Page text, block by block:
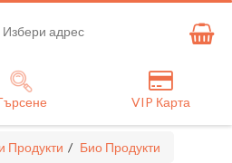
Избери адрес
VIP Карта
Продукти Био Продукти